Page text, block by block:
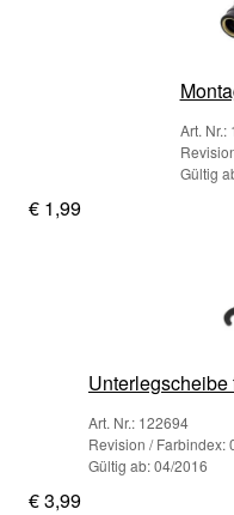
Art. Nr.:
Gültig
€ 1,99
Art. Nr.: 122694
Revision / Farbindex:
Gültig ab: 04/2016
€ 3,99